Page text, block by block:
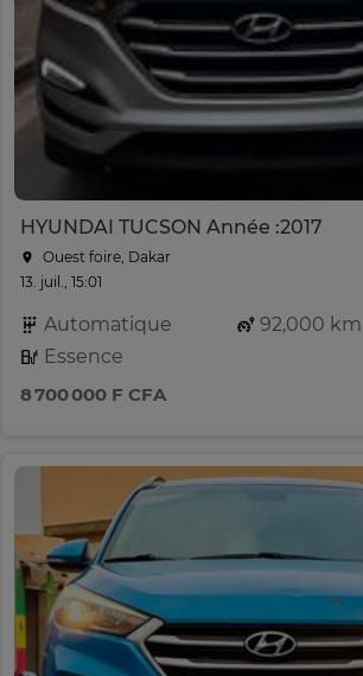
HYUNDAI TUCSON Année :2017
Ouest foire, Dakar
13. juil., 15:01
Automatique
92,000 km
Essence
8 700 000 F CFA